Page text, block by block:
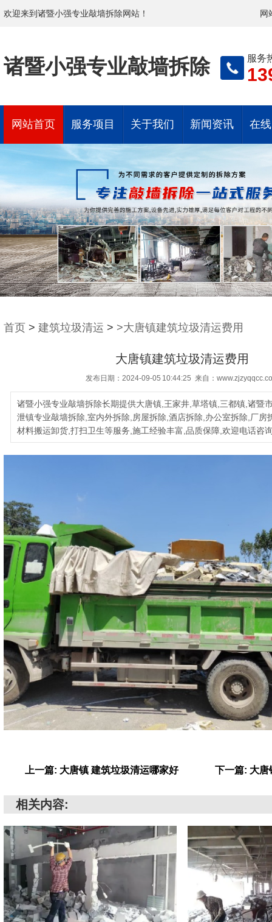
欢迎来到诸暨小强专业敲墙拆除网站！ 网
诸暨小强专业敲墙拆除 服务
网站首页 服务项目 关于我们 新闻资讯 在
首页 > 建筑垃圾清运 > >大唐镇建筑垃圾清运费用
大唐镇建筑垃圾清运费用
发布日期：2024-09-05 10:44:25 来自：
诸暨小强专业敲墙拆除长期提供大唐镇,王家井,草塔镇,三都镇,诸暨
泄镇专业敲墙拆除,室内外拆除,房屋拆除,酒店拆除,办公室拆除,厂房
材料搬运卸货,打扫卫生等服务,施工经验丰富,品质保障,欢迎电话咨
上一篇: 大唐镇 建筑垃圾清运哪家好 下一篇: 大唐
相关内容: